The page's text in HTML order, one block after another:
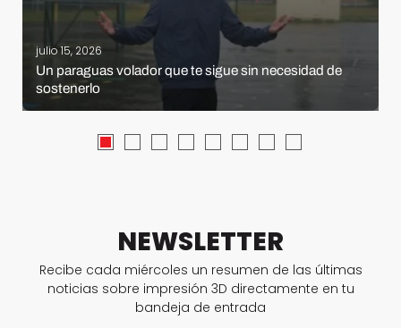
julio 15, 2026
Un paraguas volador que te sigue sin necesidad de
sostenerlo
NEWSLETTER
Recibe cada miércoles un resumen de las últimas
noticias sobre impresión 3D directamente en tu
bandeja de entrada